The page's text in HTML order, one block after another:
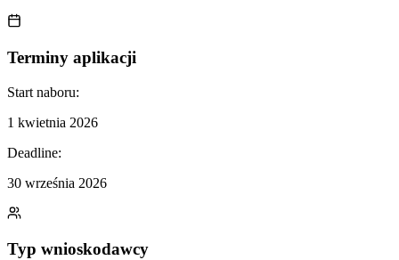
Terminy aplikacji
Start naboru:
1 kwietnia 2026
Deadline:
30 września 2026
Typ wnioskodawcy